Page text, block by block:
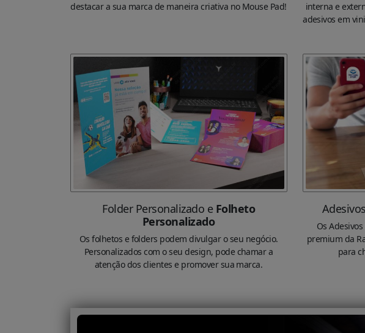
destacar a sua marca de maneira criativa no Mouse Pad!
interna e
adesivos em
Folder Personalizado e Folheto
Personalizado
Os folhetos e folders podem divulgar o seu negócio.
Personalizados com o seu design, pode chamar a
atenção dos clientes e promover sua marca.
Os
premium da
para